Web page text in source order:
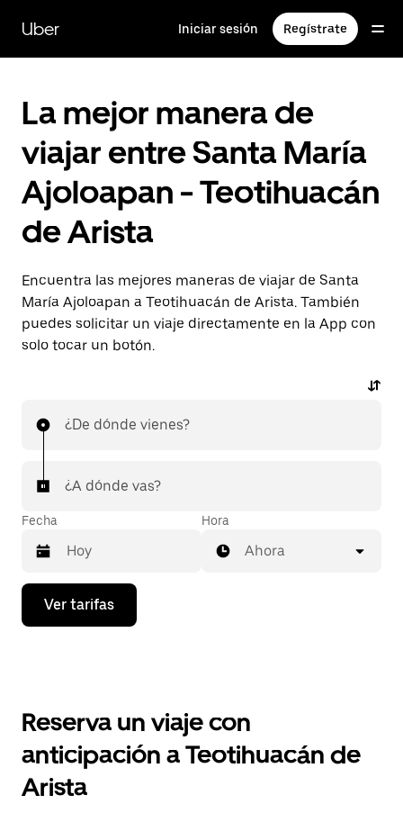
contenido
principal
Uber Iniciar sesión Regístrate
La mejor manera de
viajar entre Santa María
Ajoloapan - Teotihuacán
de Arista
Encuentra las mejores maneras de viajar de Santa
María Ajoloapan a Teotihuacán de Arista. También
puedes solicitar un viaje directamente en la App con
solo tocar un botón.
¿De dónde vienes?
¿A dónde vas?
Fecha
Presiona
flecha
el
y
selecciona
una
Hora
Ahora
Ver tarifas
Reserva un viaje con
anticipación a Teotihuacán de
Arista